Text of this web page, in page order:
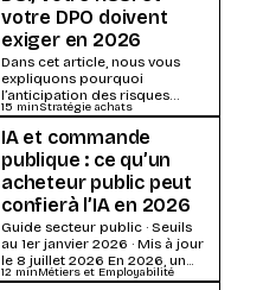
votre DPO doivent
exiger en 2026
Dans cet article, nous vous
expliquons pourquoi
l’anticipation des risques
fournisseurs devient une
priorité absolue, et comment
bâtir une démarche robuste à
l’horizon 2025.
15 minStratégie achats
IA et commande
publique : ce qu’un
acheteur public peut
confierà l’IA en 2026
Guide secteur public · Seuils
au 1er janvier 2026 · Mis à jour
le 8 juillet 2026 En 2026, un...
12 minMétiers et Employabilité